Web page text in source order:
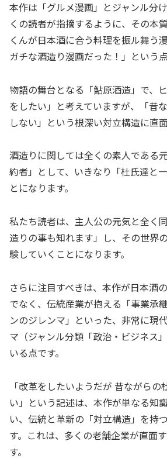
本作は「グルメ漫画」とジャンル分
くの読者が指摘するように、その本
くんが日本酒に合う料理を振ル舞う
ガチな酒造り漫画だった！」という点
物語の舞台となる「鮎原酒造」で、
をしたい」と考えていますが、「昔
しない」という根深い対立構造に直
酒造りに関しては全くの素人である
約者」として、いきなり「杜氏達と
とになります。
私たち読者は、主人公の元気と全く
造りの事も知れます」し、その世界
験していくことになります。
さらに注目すべきは、本作が日本酒
でなく、伝統産業が抱える「事業承
ンのジレンマ」といった、非常に現
マ（ジャンル分類「政治・ビジネス
いる点です。
「改革をしたいようだが 昔ながらの
い」という記述は、本作が単なる知
い、伝統と革新の「対立構造」を持
す。これは、多くの老舗企業が直面
す。